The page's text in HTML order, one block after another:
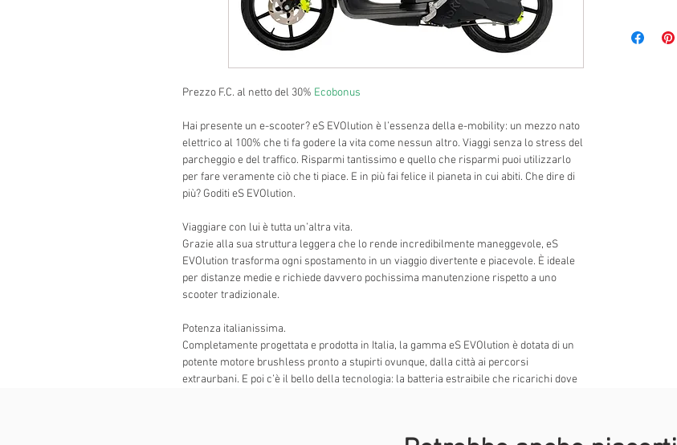
Prezzo F.C. al netto del 30% Ecobonus
Hai presente un e-scooter? eS EVOlution è l’essenza della e-mobility: un mezzo nato
elettrico al 100% che ti fa godere la vita come nessun altro. Viaggi senza lo stress del
parcheggio e del traffico. Risparmi tantissimo e quello che risparmi puoi utilizzarlo
per fare veramente ciò che ti piace. E in più fai felice il pianeta in cui abiti. Che dire di
più? Goditi eS EVOlution.
Viaggiare con lui è tutta un’altra vita.
Grazie alla sua struttura leggera che lo rende incredibilmente maneggevole, eS
EVOlution trasforma ogni spostamento in un viaggio divertente e piacevole. È ideale
per distanze medie e richiede davvero pochissima manutenzione rispetto a uno
scooter tradizionale.
Potenza italianissima.
Completamente progettata e prodotta in Italia, la gamma eS EVOlution è dotata di un
potente motore brushless pronto a stupirti ovunque, dalla città ai percorsi
extraurbani. E poi c’è il bello della tecnologia: la batteria estraibile che ricarichi dove